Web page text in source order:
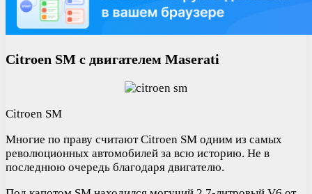
Citroen SM с двигателем Maserati
Citroen SM
Многие по праву считают Citroen SM одним из самых
революционных автомобилей за всю историю. Не в
последнюю очередь благодаря двигателю.